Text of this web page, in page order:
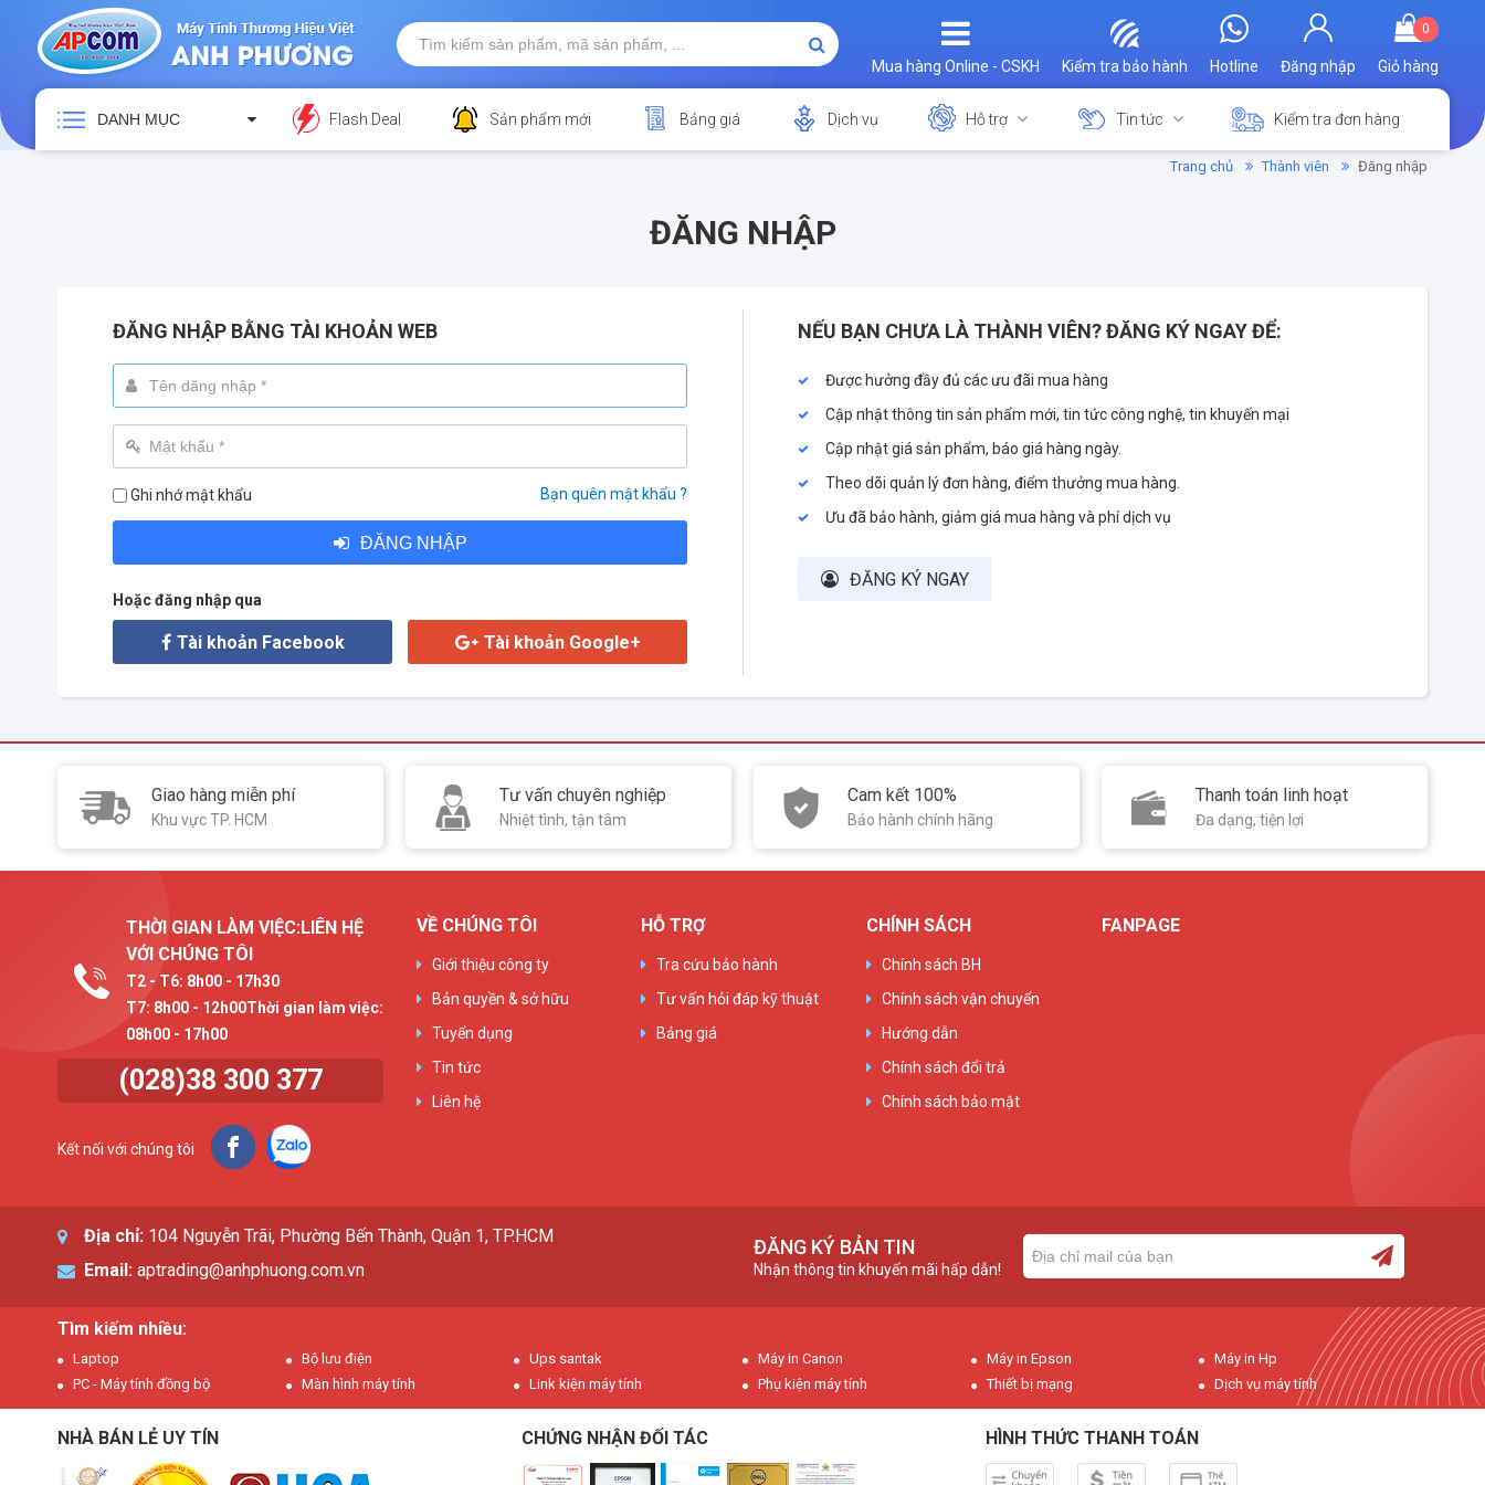
0
Giỏ hàng
Đăng nhập
Hotline
Kiểm tra bảo hành
Mua hàng Online - CSKH
DANH MỤC Flash Deal Sản phẩm mới Bảng giá Dịch vụ Hỗ trợ Tin tức Kiểm tra đơn hàng
Trang chủ Thành viên Đăng nhập
ĐĂNG NHẬP
ĐĂNG NHẬP BẰNG TÀI KHOẢN WEB
Ghi nhớ mật khẩu Bạn quên mật khẩu ?
ĐĂNG NHẬP
Hoặc đăng nhập qua
Tài khoản Facebook Tài khoản Google+
NẾU BẠN CHƯA LÀ THÀNH VIÊN? ĐĂNG KÝ NGAY ĐỂ:
Được hưởng đầy đủ các ưu đãi mua hàng
Cập nhật thông tin sản phẩm mới, tin tức công nghệ, tin khuyến mại
Cập nhật giá sản phẩm, báo giá hàng ngày.
Theo dõi quản lý đơn hàng, điểm thưởng mua hàng.
Ưu đã bảo hành, giảm giá mua hàng và phí dịch vụ
ĐĂNG KÝ NGAY
Giao hàng miễn phí
Khu vực TP. HCM
Tư vấn chuyên nghiệp
Nhiệt tình, tận tâm
Cam kết 100%
Bảo hành chính hãng
Thanh toán linh hoạt
Đa dạng, tiện lợi
THỜI GIAN LÀM VIỆC:LIÊN HỆ
VỚI CHÚNG TÔI
T2 - T6: 8h00 - 17h30
T7: 8h00 - 12h00Thời gian làm việc:
08h00 - 17h00
(028)38 300 377
Kết nối với chúng tôi
VỀ CHÚNG TÔI
Giới thiệu công ty
Bản quyền & sở hữu
Tuyển dụng
Tin tức
Liên hệ
HỖ TRỢ
Tra cứu bảo hành
Tư vấn hỏi đáp kỹ thuật
Bảng giá
CHÍNH SÁCH
Chính sách BH
Chính sách vận chuyển
Hướng dẫn
Chính sách đổi trả
Chính sách bảo mật
FANPAGE
Địa chỉ: 104 Nguyễn Trãi, Phường Bến Thành, Quận 1, TP.HCM
Email: aptrading@anhphuong.com.vn
ĐĂNG KÝ BẢN TIN
Nhận thông tin khuyến mãi hấp dẫn!
Tìm kiếm nhiều:
Laptop Bộ lưu điện Ups santak Máy in Canon Máy in Epson
Máy in Hp
PC - Máy tính đồng bộ
Màn hình máy tính Link kiện máy tính Phụ kiện máy tính Thiết bị mạng Dịch vụ máy tính
NHÀ BÁN LẺ UY TÍN CHỨNG NHẬN ĐỐI TÁC HÌNH THỨC THANH TOÁN